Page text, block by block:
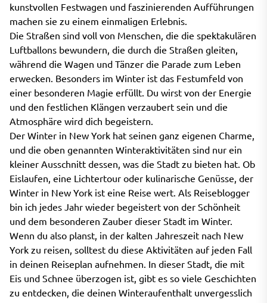
kunstvollen Festwagen und faszinierenden Aufführungen
machen sie zu einem einmaligen Erlebnis.
Die Straßen sind voll von Menschen, die die spektakulären
Luftballons bewundern, die durch die Straßen gleiten,
während die Wagen und Tänzer die Parade zum Leben
erwecken. Besonders im Winter ist das Festumfeld von
einer besonderen Magie erfüllt. Du wirst von der Energie
und den festlichen Klängen verzaubert sein und die
Atmosphäre wird dich begeistern.
Der Winter in New York hat seinen ganz eigenen Charme,
und die oben genannten Winteraktivitäten sind nur ein
kleiner Ausschnitt dessen, was die Stadt zu bieten hat. Ob
Eislaufen, eine Lichtertour oder kulinarische Genüsse, der
Winter in New York ist eine Reise wert. Als Reiseblogger
bin ich jedes Jahr wieder begeistert von der Schönheit
und dem besonderen Zauber dieser Stadt im Winter.
Wenn du also planst, in der kalten Jahreszeit nach New
York zu reisen, solltest du diese Aktivitäten auf jeden Fall
in deinen Reiseplan aufnehmen. In dieser Stadt, die mit
Eis und Schnee überzogen ist, gibt es so viele Geschichten
zu entdecken, die deinen Winteraufenthalt unvergesslich